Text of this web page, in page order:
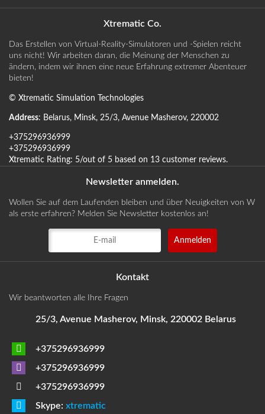
Xtrematic Co.
Das Erstellen von Virtual-Reality-Simulatoren und -Spielen reicht
uns nicht! Wir arbeiten daran, die Meinung der Menschen zu
ändern, indem wir ihnen eine neue Erfahrung extremer Abenteuer
bieten!
© Xtrematic Simulation Technologies
Address: Belarus, Minsk, 25/3, Avenue Masherov, 220002
+375296936999
+375296936999
Xtrematic Rating: 5/out of 5 based on 13 customer reviews.
Newsletter anmelden.
Wollen Sie auf dem Laufenden bleiben und über Neuigkeiten von W
als erste erfahren? Melden Sie Newsletter kostenlos an!
Kontakt
Wir beantworten alle Ihre Fragen
25/3, Avenue Masherov, Minsk, 220002 Belarus
+375296936999
+375296936999
+375296936999
Skype: xtrematic